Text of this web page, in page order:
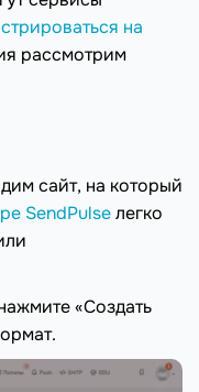
на
рассмотрим
сайт, на который
SendPulseлегко
«Создать